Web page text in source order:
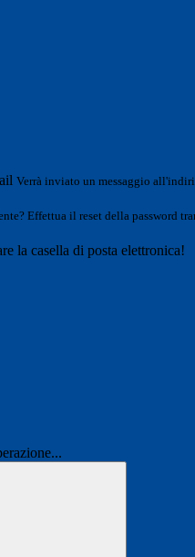
Verrà inviato un messaggio
Effettua il reset della password
la casella di posta elettronica!